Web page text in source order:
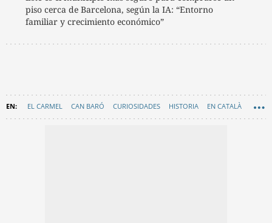
piso cerca de Barcelona, según la IA: “Entorno
familiar y crecimiento económico”
EL CARMEL CAN BARÓ CURIOSIDADES HISTORIA EN CATALÀ